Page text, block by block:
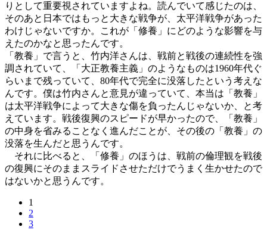
りとして重要視されていますよね。読んでいて感じたのは、
そのあと日本ではもっと大きな戦争が、太平洋戦争があった
わけじゃないですか。これが「修養」にどのような影響を与
えたのかなと思ったんです。
「教養」で言うと、竹内洋さんは、戦前と戦後の連続性を強
調されていて、「大正教養主義」のようなものは1960年代ぐ
らいまで残っていて、80年代で完全に没落したという考えな
んです。僕は竹内さんと意見が違っていて、本当は「教養」
は太平洋戦争によって大きな傷を負ったんじゃないか、と考
えています。戦後復興のスピードが早かったので、「教養」
の中身を省みることなく進んだことが、その後の「教養」の
没落を生んだと思うんです。
それに比べると、「修養」のほうは、戦前の倫理観を戦後
の復興にそのままスライドさせただけでうまく生かせたので
はないかと思うんです。
1
2
3